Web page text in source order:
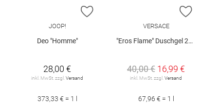
ZUR WUNSCHLISTE HINZUFÜGEN
JOOP!
Deo "Homme"
28,00 €
inkl. MwSt. zzgl. Versand
373,33 € = 1 l
ZUR
VERSACE
"Eros Flame" Duschgel 250 ml
40,00 € 16,99 €
inkl. MwSt. zzgl. Versand
67,96 € = 1 l